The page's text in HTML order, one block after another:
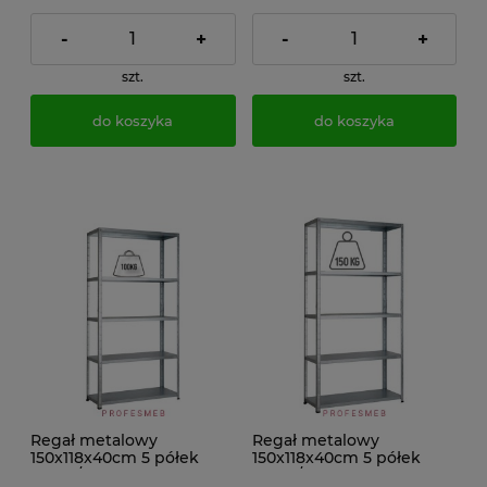
- +
szt.
do koszyka
- +
szt.
do koszyka
Regał metalowy
150x118x40cm 5 półek
100kg/p malowany
Regał metalowy
150x118x40cm 5 półek
150kg/p malowany